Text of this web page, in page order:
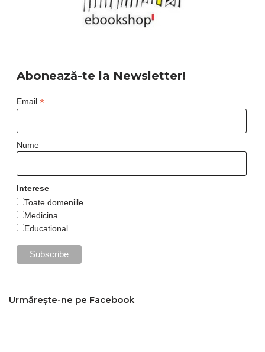
Abonează-te la Newsletter!
Email *
Nume
Interese
Toate domeniile
Medicina
Educational
Urmărește-ne pe Facebook